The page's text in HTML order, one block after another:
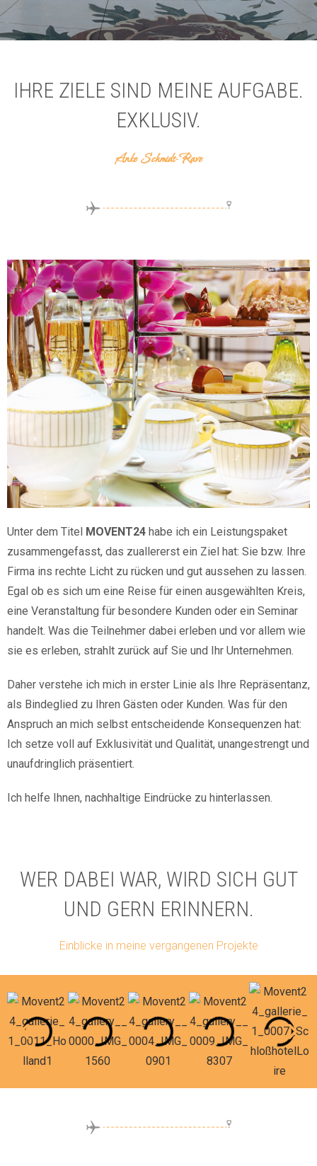
IHRE ZIELE SIND MEINE AUFGABE.
EXKLUSIV.
Anke Schmidt-Rave
Unter dem Titel MOVENT24 habe ich ein Leistungspaket
zusammengefasst, das zuallererst ein Ziel hat: Sie bzw. Ihre
Firma ins rechte Licht zu rücken und gut aussehen zu lassen.
Egal ob es sich um eine Reise für einen ausgewählten Kreis,
eine Veranstaltung für besondere Kunden oder ein Seminar
handelt. Was die Teilnehmer dabei erleben und vor allem wie
sie es erleben, strahlt zurück auf Sie und Ihr Unternehmen.
Daher verstehe ich mich in erster Linie als Ihre Repräsentanz,
als Bindeglied zu Ihren Gästen oder Kunden. Was für den
Anspruch an mich selbst entscheidende Konsequenzen hat:
Ich setze voll auf Exklusivität und Qualität, unangestrengt und
unaufdringlich präsentiert.
Ich helfe Ihnen, nachhaltige Eindrücke zu hinterlassen.
WER DABEI WAR, WIRD SICH GUT
UND GERN ERINNERN.
Einblicke in meine vergangenen Projekte